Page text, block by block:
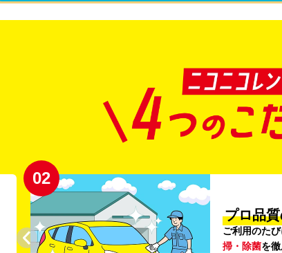
02
プロ品
ご利用のた
掃・除菌を